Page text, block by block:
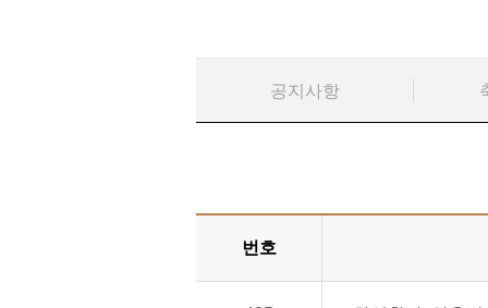
공지사항
번호